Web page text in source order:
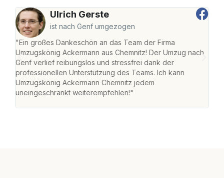
Ulrich Gerste
ist nach Genf umgezogen
"Ein großes Dankeschön an das Team der Firma
Umzugskönig Ackermann aus Chemnitz! Der Umzug nach
Genf verlief reibungslos und stressfrei dank der
professionellen Unterstützung des Teams. Ich kann
Umzugskönig Ackermann Chemnitz jedem
uneingeschränkt weiterempfehlen!"